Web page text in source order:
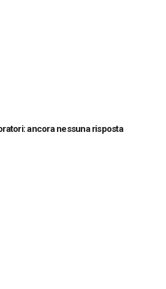
ancora nessuna risposta